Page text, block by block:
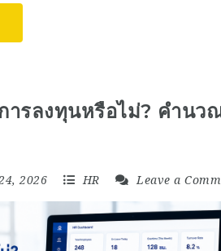
ารลงทุนหรือไม่? คำนว
2026 HR Leave a